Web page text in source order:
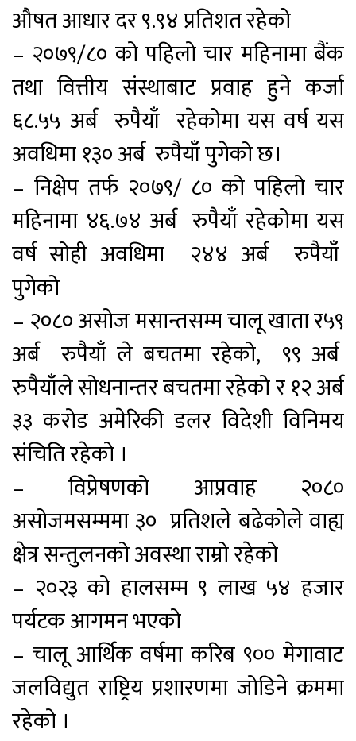
औषत आधार दर ९.९४ प्रतिशत रहेको
– २०७९/८० को पहिलो चार महिनामा बैंक
तथा वित्तीय संस्थाबाट प्रवाह हुने कर्जा
६८.५५ अर्ब रुपैयाँ रहेकोमा यस वर्ष यस
अवधिमा १३० अर्ब रुपैयाँ पुगेको छ।
– निक्षेप तर्फ २०७९/ ८० को पहिलो चार
महिनामा ४६.७४ अर्ब रुपैयाँ रहेकोमा यस
वर्ष सोही अवधिमा २४४ अर्ब रुपैयाँ
पुगेको
– २०८० असोज मसान्तसम्म चालू खाता र५९
अर्ब रुपैयाँ ले बचतमा रहेको, ९९ अर्ब
रुपैयाँले सोधनान्तर बचतमा रहेको र १२ अर्ब
३३ करोड अमेरिकी डलर विदेशी विनिमय
संचिति रहेको ।
– विप्रेषणको आप्रवाह २०८०
असोजमसम्ममा ३० प्रतिशले बढेकोले वाह्य
क्षेत्र सन्तुलनको अवस्था राम्रो रहेको
– २०२३ को हालसम्म ९ लाख ५४ हजार
पर्यटक आगमन भएको
– चालू आर्थिक वर्षमा करिब ९०० मेगावाट
जलविद्युत राष्ट्रिय प्रशारणमा जोडिने क्रममा
रहेको ।